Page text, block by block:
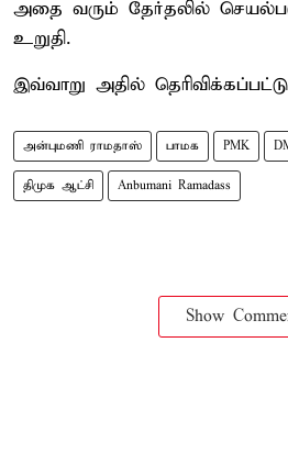
அதை வரும் தேர்தலில்
உறுதி.
இவ்வாறு அதில்
அன்புமணி ராமதாஸ் பாமக PMK
திமுக ஆட்சி Anbumani Ramadass
Show